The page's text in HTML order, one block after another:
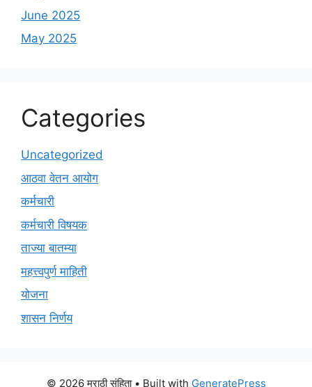
June 2025
May 2025
Categories
Uncategorized
आठवा वेतन आयोग
कर्मचारी
कर्मचारी विषयक
ताज्या बातम्या
महत्त्वपुर्ण माहिती
योजना
शासन निर्णय
© 2026 मराठी संहिता• Built with GeneratePress